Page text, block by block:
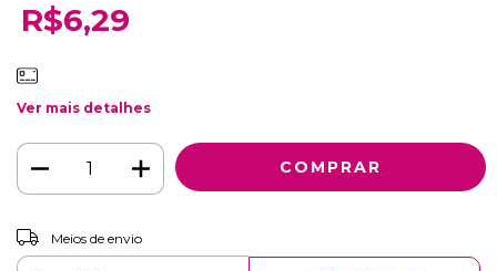
R$6,29
Ver mais detalhes
Entregas para o CEP:
Meios de envio